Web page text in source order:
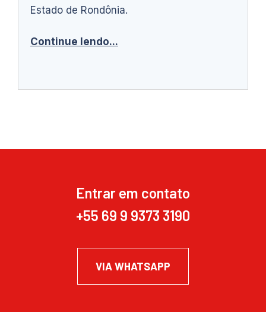
Estado de Rondônia.
Continue lendo...
Entrar em contato
+55 69 9 9373 3190
VIA WHATSAPP